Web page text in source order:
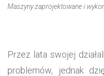
Maszyny zaprojektowane i
Przez lata swojej
problemów, jednak